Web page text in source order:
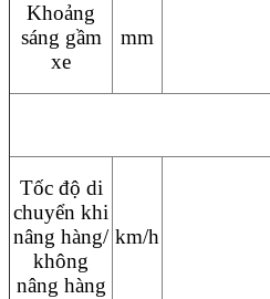
Khoảng
sáng gầm
xe
mm
Tốc độ di
chuyển khi
nâng hàng/
không
nâng hàng
km/h